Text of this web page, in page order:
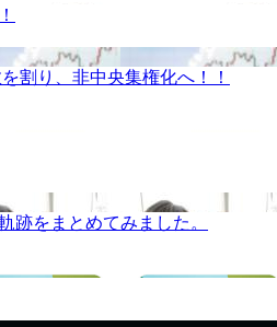
割り、非中央集権化へ！！
跡をまとめてみました。